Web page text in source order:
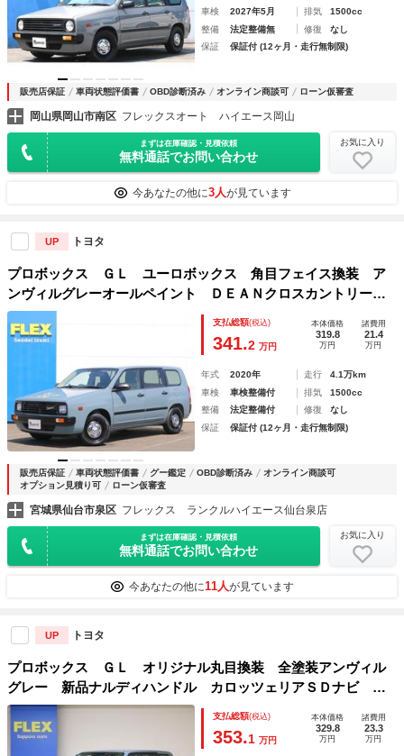
車検
2027年5月 排気
1500cc
整備
法定整備無 修復
なし
保証
保証付 (12ヶ月・走行無制限)
販売店保証 車両状態評価書 OBD診断済み オンライン商談可 ローン仮審査
岡山県岡山市南区 フレックスオート ハイエース岡山
まずは在庫確認・見積依頼
無料通話でお問い合わせ
お気に入り
今あなたの他に3人が見ています
UP トヨタ
プロボックス ＧＬ ユーロボックス 角目フェイス換装 ア
ンヴィルグレーオールペイント ＤＥＡＮクロスカントリー１
５ＡＷ グッドイヤー１８５／６５Ｒ１５ フロアマット コ
ムテック前後ドライブレコーダー ＥＴＣ２．０
支払総額(税込)
341.2 万円
本体価格
319.8
万円
諸費用
21.4
万円
年式 2020年 走行
4.1万km
車検
車検整備付 排気
1500cc
整備
法定整備付 修復
なし
保証
保証付 (12ヶ月・走行無制限)
販売店保証 車両状態評価書 グー鑑定 OBD診断済み
オンライン商談可
オプション見積り可
ローン仮審査
宮城県仙台市泉区 フレックス ランクルハイエース仙台泉店
まずは在庫確認・見積依頼
無料通話でお問い合わせ
お気に入り
今あなたの他に11人が見ています
UP トヨタ
プロボックス ＧＬ オリジナル丸目換装 全塗装アンヴィル
グレー 新品ナルディハンドル カロッツェリアＳＤナビ バ
ックカメラ ＥＴＣ 新品シートカバー 新品マット 新品Ｔ
ＯＹＯオープンカントリーＨ／ＴＩＩタイヤ 本州仕入
支払総額(税込)
353.1 万円
本体価格
329.8
万円
諸費用
23.3
万円